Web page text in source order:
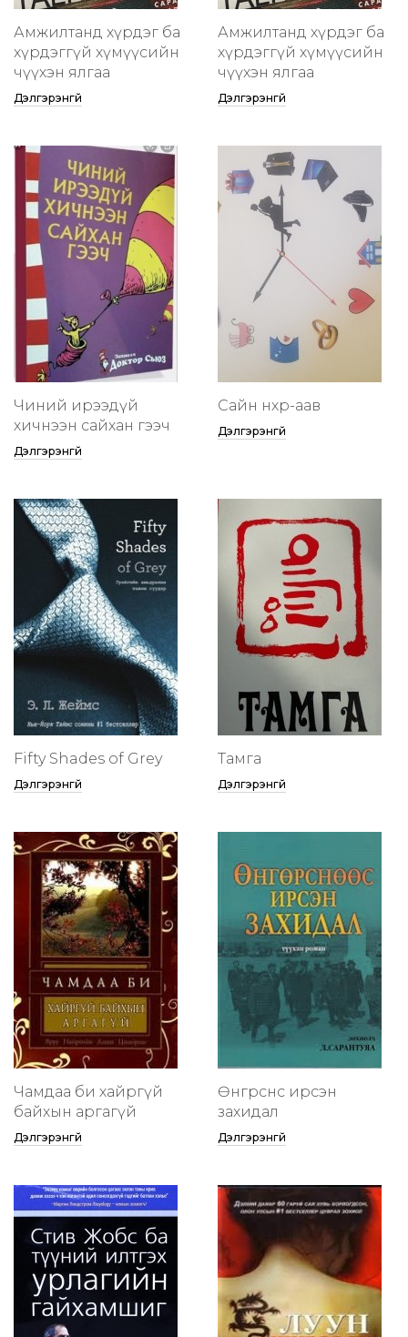
Амжилтанд хүрдэг ба
хүрдэггүй хүмүүсийн
өчүүхэн ялгаа
Дэлгэрэнгүй
Амжилтанд хүрдэг ба
хүрдэггүй хүмүүсийн
өчүүхэн ялгаа
Дэлгэрэнгүй
Чиний ирээдүй
хичнээн сайхан гээч
Дэлгэрэнгүй
Сайн нөхөр-аав
Дэлгэрэнгүй
Fifty Shades of Grey
Дэлгэрэнгүй
Тамга
Дэлгэрэнгүй
Чамдаа би хайргүй
байхын аргагүй
Дэлгэрэнгүй
Өнгөрснөөс ирсэн
захидал
Дэлгэрэнгүй